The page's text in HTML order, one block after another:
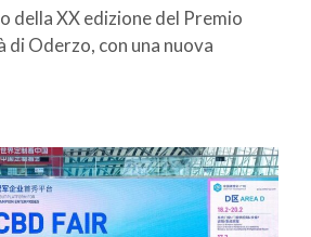
della XX edizione del Premio
Oderzo, con una nuova